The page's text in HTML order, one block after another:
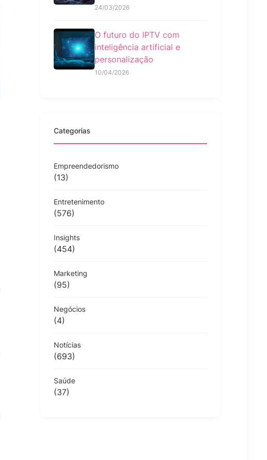
24/03/2026
O futuro do IPTV com
inteligência artificial e
personalização
10/04/2026
Categorias
Empreendedorismo
(13)
Entretenimento
(576)
Insights
(454)
Marketing
(95)
Negócios
(4)
Notícias
(693)
Saúde
(37)